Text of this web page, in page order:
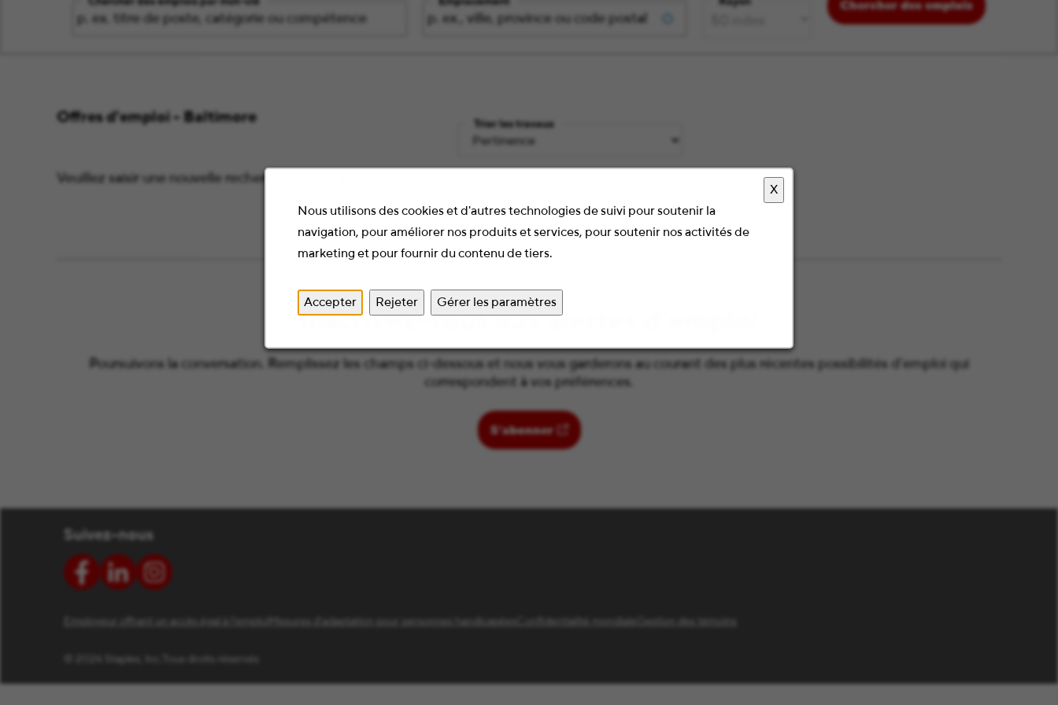
X
Nous utilisons des cookies et d'autres technologies de suivi pour soutenir la
navigation, pour améliorer nos produits et services, pour soutenir nos activités de
marketing et pour fournir du contenu de tiers.
Accepter Rejeter Gérer les paramètres
Chercher des emplois
Trier les travaux
Offres d'emploi - Baltimore
Veuillez saisir une nouvelle recherche ou élargir vos critères.
Inscrivez-vous aux alertes d’emploi
Poursuivons la conversation. Remplissez les champs ci-dessous et nous vous garderons au courant des plus récentes possibilités d’emploi qui
correspondent à vos préférences.
S’abonner(ouvre dans une nouvelle fenêtre)
Suivez-nous
Employeur offrant un accès égal à l’emploi Mesures d’adaptation pour personnes handicapées Confidentialité mondiale
© 2026 Staples, Inc.